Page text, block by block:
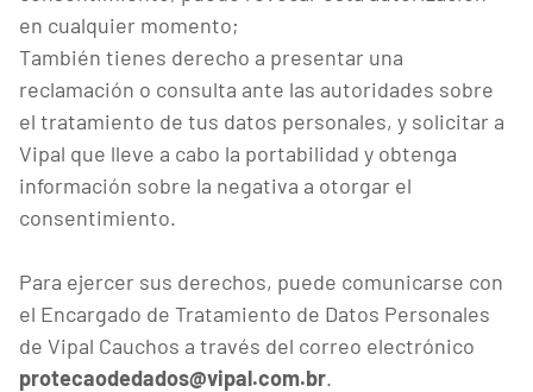
en cualquier momento;
También tienes derecho a presentar una
reclamación o consulta ante las autoridades sobre
el tratamiento de tus datos personales, y solicitar a
Vipal que lleve a cabo la portabilidad y obtenga
información sobre la negativa a otorgar el
consentimiento.
Para ejercer sus derechos, puede comunicarse con
el Encargado de Tratamiento de Datos Personales
de Vipal Cauchos a través del correo electrónico
protecaodedados@vipal.com.br.